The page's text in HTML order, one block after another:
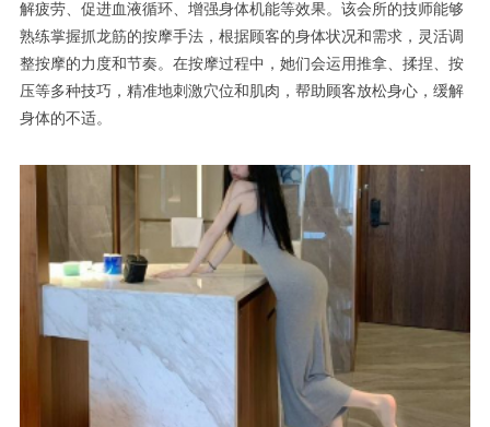
解疲劳、促进血液循环、增强身体机能等效果。该会所的技师能够
熟练掌握抓龙筋的按摩手法，根据顾客的身体状况和需求，灵活调
整按摩的力度和节奏。在按摩过程中，她们会运用推拿、揉捏、按
压等多种技巧，精准地刺激穴位和肌肉，帮助顾客放松身心，缓解
身体的不适。